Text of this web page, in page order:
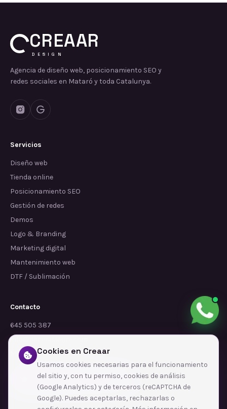
CREAAR
DESIGN
Agencia de diseño web, posicionamiento SEO y
redes sociales en Mataró y toda Catalunya.
Servicios
Diseño web
Tienda online
Posicionamiento SEO
Gestión de redes
Demos
Logo & Branding
Marketing digital
Mantenimiento web
DTF / Sublimación
Contacto
645 505 387
info@dependalium.com
Mataró (Barcelona)
Déjanos tu reseña en Google
Cookies en Creaar
Usamos cookies necesarias para el funcionamiento
del sitio y, con tu permiso, cookies de análisis
(Google Analytics) y de terceros (reCAPTCHA de
Google). Puedes aceptarlas, rechazarlas o